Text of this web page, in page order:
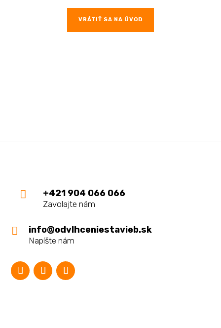
VRÁTIŤ SA NA ÚVOD
 +421 904 066 066
Zavolajte nám
 info@odvlhceniestavieb.sk
Napíšte nám